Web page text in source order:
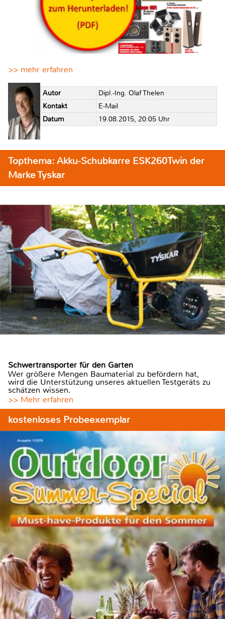
>> mehr erfahren
Autor
Dipl.-Ing. Olaf Thelen
Kontakt
E-Mail
Datum
19.08.2015, 20:05 Uhr
Topthema: Akku-Schubkarre ESK260Twin der
Marke Tyskar
Schwertransporter für den Garten
Wer größere Mengen Baumaterial zu befördern hat,
wird die Unterstützung unseres aktuellen Testgeräts zu
schätzen wissen.
>> Mehr erfahren
kostenloses Probeexemplar